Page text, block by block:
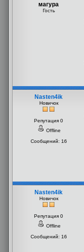
магура
Гость
Nasten4ik
Новичок
Репутация 0
Offline
Сообщений: 16
Nasten4ik
Новичок
Репутация 0
Offline
Сообщений: 16